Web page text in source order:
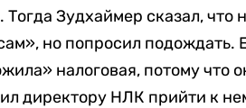
Зудхаймер сказал, что
но попросил подождать.
налоговая, потому что
директору НЛК прийти к